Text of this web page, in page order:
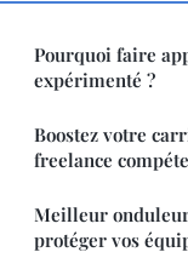
Pourquoi faire
expérimenté ?
Boostez votre
freelance
Meilleur
protéger vos